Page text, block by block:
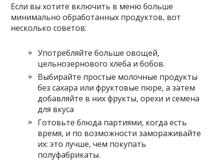
Если вы хотите включить в меню больше
минимально обработанных продуктов, вот
несколько советов:
Употребляйте больше овощей,
цельнозернового хлеба и бобов.
Выбирайте простые молочные продукты
без сахара или фруктовые пюре, а затем
добавляйте в них фрукты, орехи и семена
для вкуса
Готовьте блюда партиями, когда есть
время, и по возможности замораживайте
их: это лучше, чем покупать
полуфабрикаты.